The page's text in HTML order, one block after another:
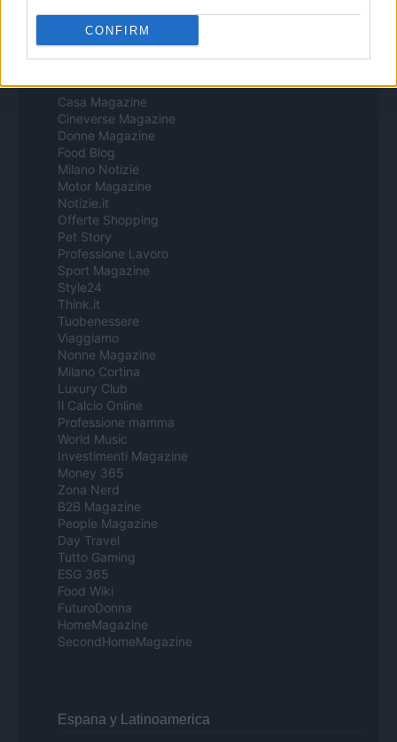
CONFIRM
tecnología con Inteligencia Artificial y por creadores independientes
Casa Magazine
Cineverse Magazine
Donne Magazine
Food Blog
Milano Notizie
Motor Magazine
Notizie.it
Offerte Shopping
Pet Story
Professione Lavoro
Sport Magazine
Style24
Think.it
Tuobenessere
Viaggiamo
Nonne Magazine
Milano Cortina
Luxury Club
Il Calcio Online
Professione mamma
World Music
Investimenti Magazine
Money 365
Zona Nerd
B2B Magazine
People Magazine
Day Travel
Tutto Gaming
ESG 365
Food Wiki
FuturoDonna
HomeMagazine
SecondHomeMagazine
Espana y Latinoamerica